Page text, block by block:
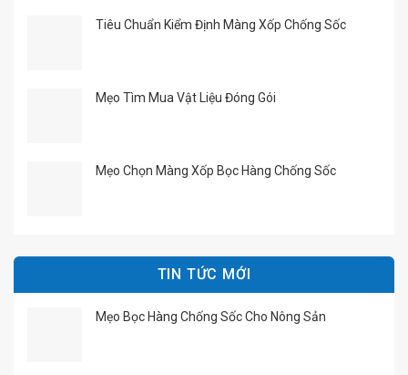
Tiêu Chuẩn Kiểm Định Màng Xốp Chống Sốc
Mẹo Tìm Mua Vật Liệu Đóng Gói
Mẹo Chọn Màng Xốp Bọc Hàng Chống Sốc
TIN TỨC MỚI
Mẹo Bọc Hàng Chống Sốc Cho Nông Sản